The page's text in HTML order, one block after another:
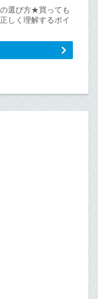
選び方★買っても
しく理解するポイ